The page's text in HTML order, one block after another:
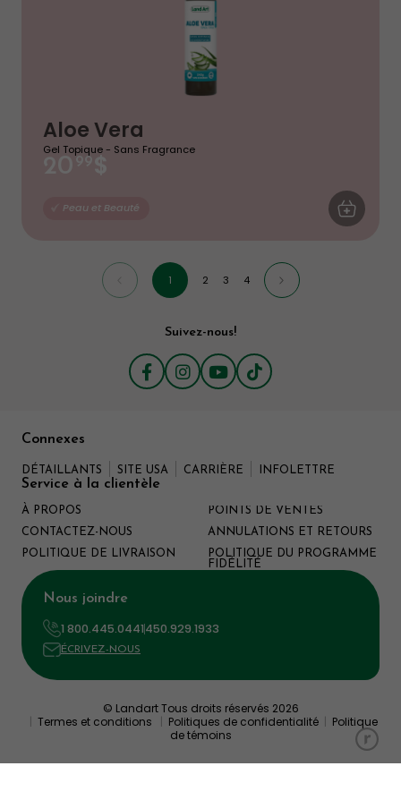
Aloe Vera
Gel Topique - Sans Fragrance
Peau et Beauté AJOUTER
1 2 3 4
Suivez-nous!
Connexes
DÉTAILLANTS SITE USA CARRIÈRE INFOLETTRE
Service à la clientèle
À PROPOS
CONTACTEZ-NOUS
POLITIQUE DE LIVRAISON
POINTS DE VENTES
ANNULATIONS ET RETOURS
POLITIQUE DU PROGRAMME
FIDÉLITÉ
Nous joindre
1 800.445.0441450.929.1933
ÉCRIVEZ-NOUS
© Landart Tous droits réservés 2026
Termes et conditions Politiques de confidentialité
Politique
de témoins